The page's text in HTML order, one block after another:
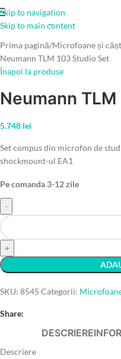
Skip to navigation
Skip to main content
Click to enlarge
Prima pagină Microfoane și
Neumann TLM 103 Studio Set
Înapoi la produse
Neumann
5.748 lei
Set compus din microfon de
shockmount-ul EA1
Pe comanda 3-12 zile
SKU: 8545 Categorii:
Share:
DESCRIERE
Descriere